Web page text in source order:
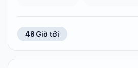
48 Giờ tới